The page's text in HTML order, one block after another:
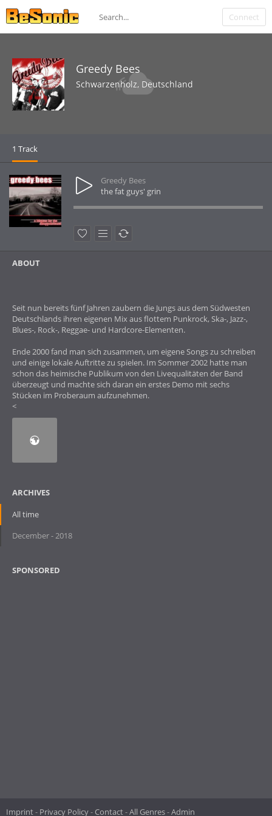
Connect
Greedy Bees
Schwarzenholz, Deutschland
1 Track
Greedy Bees
the fat guys' grin
ABOUT
Seit nun bereits fünf Jahren zaubern die Jungs aus dem Südwesten
Deutschlands ihren eigenen Mix aus flottem Punkrock, Ska-, Jazz-,
Blues-, Rock-, Reggae- und Hardcore-Elementen.
Ende 2000 fand man sich zusammen, um eigene Songs zu schreiben
und einige lokale Auftritte zu spielen. Im Sommer 2002 hatte man
schon das heimische Publikum von den Livequalitäten der Band
überzeugt und machte sich daran ein erstes Demo mit sechs
Stücken im Proberaum aufzunehmen.
<
ARCHIVES
All time
December - 2018
SPONSORED
Imprint Privacy Policy Contact All Genres Admin